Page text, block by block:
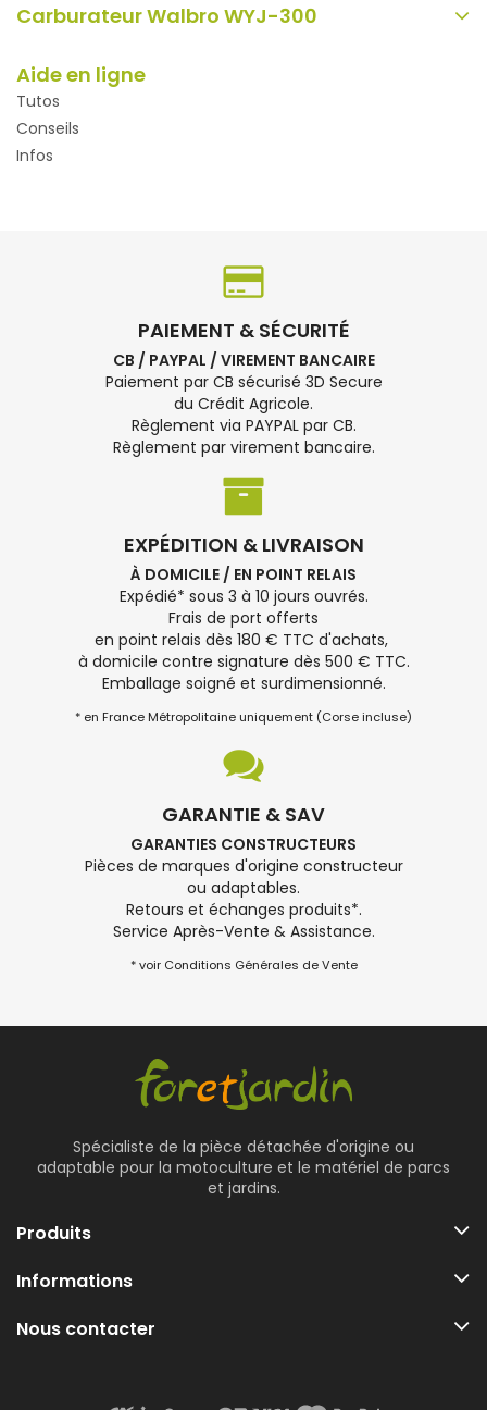
Carburateur Walbro WYJ-300
Aide en ligne
Tutos
Conseils
Infos
PAIEMENT & SÉCURITÉ
CB / PAYPAL / VIREMENT BANCAIRE
Paiement par CB sécurisé 3D Secure
du Crédit Agricole.
Règlement via PAYPAL par CB.
Règlement par virement bancaire.
EXPÉDITION & LIVRAISON
À DOMICILE / EN POINT RELAIS
Expédié* sous 3 à 10 jours ouvrés.
Frais de port offerts
en point relais dès 180 € TTC d'achats,
à domicile contre signature dès 500 € TTC.
Emballage soigné et surdimensionné.
* en France Métropolitaine uniquement (Corse incluse)
GARANTIE & SAV
GARANTIES CONSTRUCTEURS
Pièces de marques d'origine constructeur
ou adaptables.
Retours et échanges produits*.
Service Après-Vente & Assistance.
* voir Conditions Générales de Vente
Spécialiste de la pièce détachée d'origine ou
adaptable pour la motoculture et le matériel de parcs
et jardins.
Produits
Informations
Nous contacter